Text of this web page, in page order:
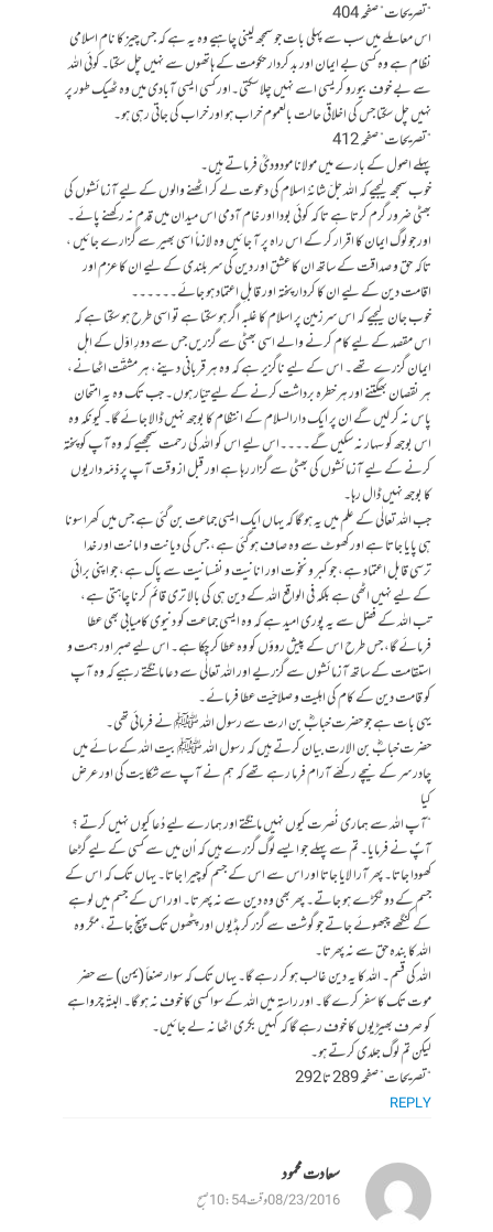
“تصریحات” صفحہ 404
اس معاملے میں سب سے پہلی بات جو سمجھ لینی چاہیے وہ یہ ہے کہ جس چیز کا نام اسلامی
نظام ہے وہ کسی بے ایمان اور بد کردار حکومت کے ہاتھوں سے نہیں چل سکتا۔ کوئی اللہ
سے بے خوف بیورو کریسی اسے نہیں چلا سکتی۔اور کسی ایسی آبادی میں وہ ٹھیک طور پر
نہیں چل سکتا جس کی اخلاقی حالت بالعموم خراب ہو اور خراب کی جاتی رہی ہو۔
“تصریحات” صفحہ 412
پہلے اصول کے بارے میں مولانا مودودیؒ فرماتے ہیں۔
خوب سمجھ لیجیے کہ اللہ جلّ شانہٗ اسلام کی دعوت لے کر اٹھنے والوں کے لیے آزمائشوں کی
بھٹی ضرور گرم کرتا ہے تا کہ کوئی بودا اور خام آدمی اس میدان میں قدم نہ رکھنے پائے۔
اور جو لوگ ایمان کا اقرار کر کے اس راہ پر آ جائیں وہ لازماً اسی بھیر سے گزارے جائیں ،
تاکہ حق و صداقت کے ساتھ ان کا عشق اور دین کی سر بلندی کے لیے ان کا عزم اور
اقامت دین کے لیے ان کا کردار پختہ اور قابلِ اعتماد ہو جائے۔۔۔۔۔۔
خوب جان لیجیے کہ اس سرزمین پر اسلام کا غلبہ اگر ہو سکتا ہے تو اسی طرح ہو سکتا ہے کہ
اس مقصد کے لیے کام کرنے والے اسی بھٹی سے گزریں جس سے دورِ اوّل کے اہل
ایمان گزرے تھے۔ اس کے لیے ناگزیر ہے کہ وہ ہر قربانی دینے، ہر مشقّت اٹھانے،
ہر نقصان بھگتنے اور ہر خطرہ برداشت کرنے کے لیے تیّار ہوں۔ جب تک وہ یہ امتحان
پاس نہ کر لیں گے ان پر ایک دارالسلام کے انتظام کا بوجھ نہیں ڈالا جائے گا۔ کیونکہ وہ
اس بوجھ کو سہار نہ سکیں گے۔۔۔۔اس لیے اس کو اللہ کی رحمت سمجھیے کہ وہ آپ کو پختہ
کرنے کے لیے آزمائشوں کی بھٹی سے گزار رہا ہے اور قبل از وقت آپ پر ذمّہ داریوں
کا بوجھ نہیں ڈال رہا۔
جب اللہ تعالٰی کے علم میں یہ ہو گا کہ یہاں ایک ایسی جماعت بن گئی ہے جس میں کھرا سونا
ہی پایا جاتا ہے اور کھوٹ سے وہ صاف ہو گئی ہے، جس کی دیانت و امانت اور خدا
ترسی قابل اعتماد ہے، جو کبر و نخوت اور انانیت و نفسانیت سے پاک ہے، جو اپنی برائی
کے لیے نہیں اٹھی ہے بلکہ فی الواقع اللہ کے دین ہی کی بالا تری قائم کرنا چاہتی ہے،
تب اللہ کے فضل سے یہ پوری امید ہے کہ وہ ایسی جماعت کو دنیوی کامیابی بھی عطا
فرمائے گا، جس طرح اس کے پیش روؤں کو وہ عطا کر چکا ہے۔ اس لیے صبر اور ہمت و
استقامت کے ساتھ آزمائشوں سے گزریے اور اللہ تعالٰی سے دعا مانگتے رہیے کہ وہ آپ
کو قامت دین کے کام کی اہلیت و صلاحیّت عطا فرمائے۔
یہی بات ہے جو حضرت خبابؓ بن ارت سے رسول اللہ ﷺ نے فرمائی تھی۔
حضرت خبابؓ بن الارت بیان کرتے ہیں کہ رسول اللہ ﷺ بیت اللہ کے سائے میں
چادر سر کے نیچے رکھّے آرام فرما رہے تھے کہ ہم نے آپ سے شکایت کی اور عرض
کیا
“آپ اللہ سے ہماری نُصرت کیوں نہیں مانگتے اور ہمارے لیے دُعا کیوں نہیں کرتے ؟
آپؐ نے فرمایا۔ تم سے پہلے جو ایسے لوگ گزرے ہیں کہ اُن میں سے کسی کے لیے گڑھا
کھودا جاتا۔ پھر آرا لایا جاتا اور اس سے اس کے جسم کو چیرا جاتا۔ یہاں تک کہ اس کے
جسم کے دو ٹکڑے ہو جاتے۔ پھر بھی وہ دین سے نہ پھرتا۔ اور اس کے جسم میں لوہے
کے کنگھے چبھوئے جاتے جو گوشت سے گزر کر ہڈیوں اور پٹھوں تک پہنچ جاتے، مگر وہ
اللہ کا بندہ حق سے نہ پھرتا۔
اللہ کی قسم۔ اللہ کا یہ دین غالب ہو کر رہے گا۔ یہاں تک کہ سوار صنعأ (یمن) سے حضر
موت تک کا سفر کرے گا۔ اور راستہ میں اللہ کے سوا کسی کا خوف نہ ہو گا۔ البتّہ چرواہے
کو صرف بھیڑیوں کا خوف رہے گا کہ کہیں بکری اٹھا نہ لے جائیں۔
لیکن تم لوگ جلدی کرتے ہو۔
“تصریحات” صفحہ 289 تا 292
REPLY
سعادت محمود
08/23/2016 وقت 10:54 صبح